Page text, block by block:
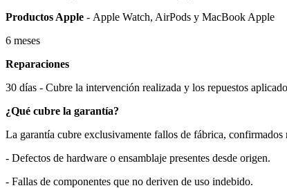
Productos Apple - Apple Watch, AirPods y MacBook Apple
6 meses
Reparaciones
30 días - Cubre la intervención realizada y los repuestos
¿Qué cubre la garantía?
La garantía cubre exclusivamente fallos de fábrica,
- Defectos de hardware o ensamblaje presentes desde origen.
- Fallas de componentes que no deriven de uso indebido.